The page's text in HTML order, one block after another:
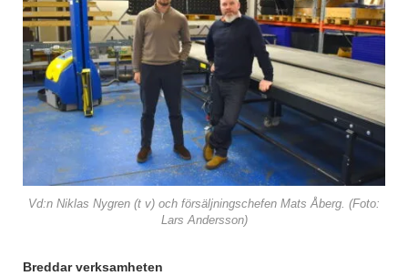
Vd:n Niklas Nygren (t v) och försäljningschefen Mats Åberg. (Foto:
Lars Andersson)
Breddar verksamheten